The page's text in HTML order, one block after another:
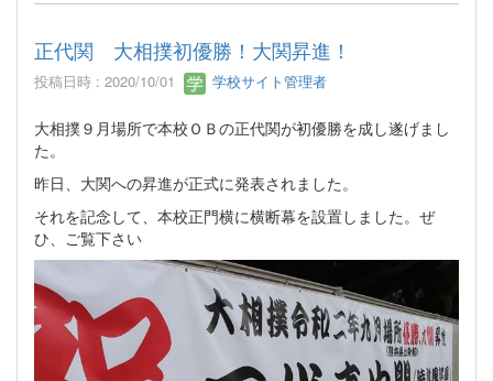
正代関 大相撲初優勝！大関昇進！
投稿日時 : 2020/10/01 学校サイト管理者
大相撲９月場所で本校ＯＢの正代関が初優勝を成し遂げまし
た。
昨日、大関への昇進が正式に発表されました。
それを記念して、本校正門横に横断幕を設置しました。ぜ
ひ、ご覧下さい